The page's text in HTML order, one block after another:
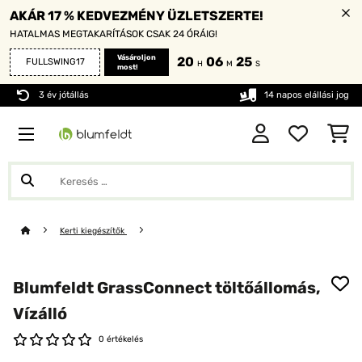
AKÁR 17 % KEDVEZMÉNY ÜZLETSZERTE!
HATALMAS MEGTAKARÍTÁSOK CSAK 24 ÓRÁIG!
FULLSWING17
Vásároljon
most!
20 H 06 M 24 S
3 év jótállás 14 napos elállási jog
Kerti kiegészítők
Blumfeldt GrassConnect töltőállomás,
Vízálló
0 értékelés